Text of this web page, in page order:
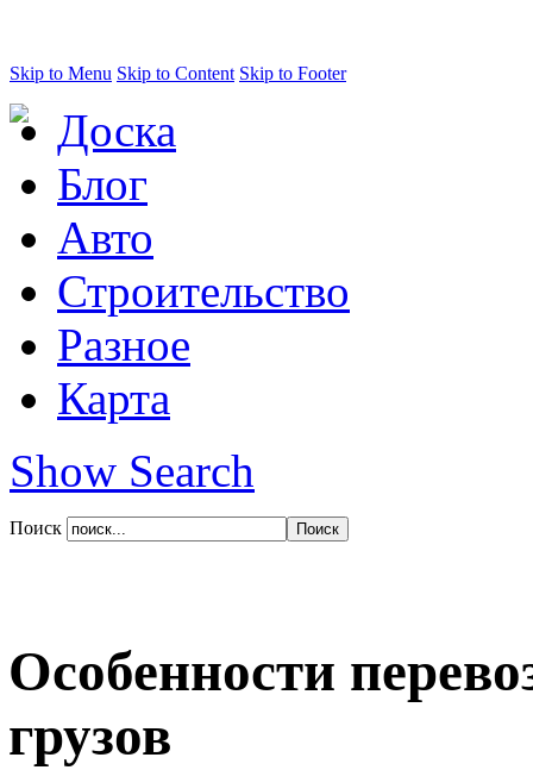
Skip to Menu Skip to Content Skip to Footer
Доска
Блог
Авто
Строительство
Разное
Карта
Show Search
Поиск
Особенности
грузов